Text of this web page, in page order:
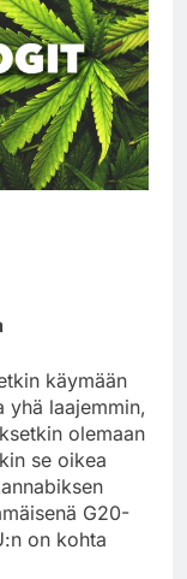
käymään
yhä laajemmin,
olemaan
se oikea
G20-
on kohta